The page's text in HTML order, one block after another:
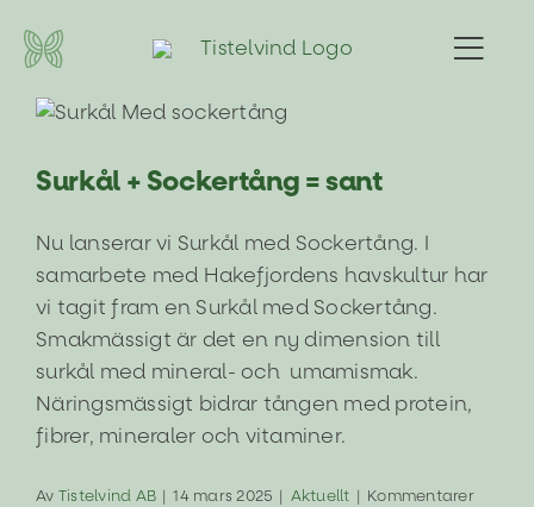
Frågor & svar
Hitta butik
Bli återförsäljare
Surkål + Sockertång = sant
Surkål + Sockertång = sant
Nu lanserar vi Surkål med Sockertång. I
samarbete med Hakefjordens havskultur har
vi tagit fram en Surkål med Sockertång.
Smakmässigt är det en ny dimension till
surkål med mineral- och umamismak.
Näringsmässigt bidrar tången med protein,
fibrer, mineraler och vitaminer.
Av Tistelvind AB | 14 mars 2025 | Aktuellt | Kommentarer